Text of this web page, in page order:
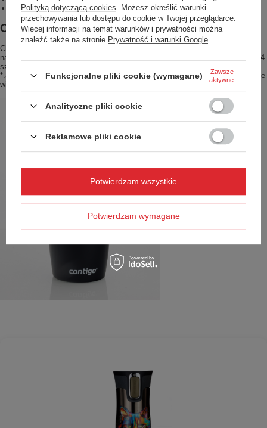
dostępność bardzo dużej ilości kolorów i dekoracyjnych nadruków.
Contigo z Twoim nadrukiem
Chcesz wyróżnić swoją markę z tłumu? Wybierz kultowe produkty Contigo
nadrukiem lub grawerem z logo twojej firmy. Takie projekty realizujemy od 24
sztuk. Wyślij nam logo lub grafikę w formacie graficznym *.eps, *.cdr, *.pdf,
*.ai, w rozdzielczości 300dpi i kolorach CMYK, a my przygotujemy dla ciebie
wizualizację.
Polityką dotyczącą cookies . Możesz określić warunki
przechowywania lub dostępu do cookie w Twojej przeglądarce.
Więcej informacji na temat warunków i prywatności można
znaleźć także na stronie Prywatność i warunki Google
Funkcjonalne pliki cookie (wymagane)
Zawsze
aktywne
Analityczne pliki cookie
Reklamowe pliki cookie
Potwierdzam wymagane
Potwierdzam wszystkie